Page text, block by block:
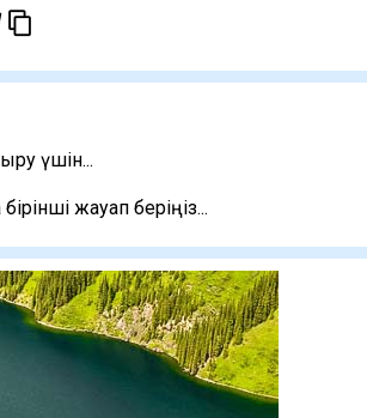
үшін...
жауап беріңіз...